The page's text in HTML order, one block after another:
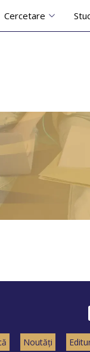
Cercetare
Noutăți